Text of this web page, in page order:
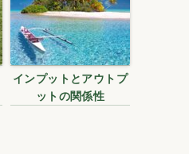
インプットとアウトプ
ットの関係性